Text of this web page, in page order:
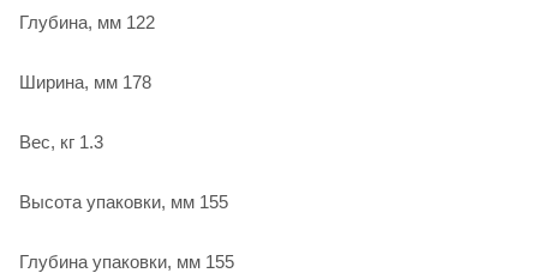
Глубина, мм 122
Ширина, мм 178
Вес, кг 1.3
Высота упаковки, мм 155
Глубина упаковки, мм 155